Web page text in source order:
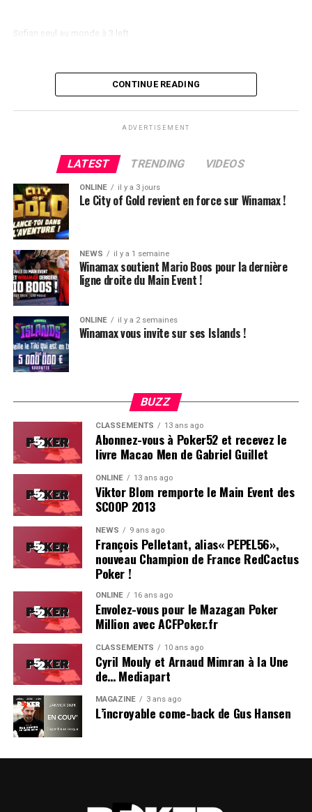
Sofian seul au monde à 3 left
CONTINUE READING
ADVERTISEMENT
LATEST TRENDING VIDEOS
ONLINE il y a 3 jours
Le City of Gold revient en force sur Winamax !
NEWS il y a 1 semaine
Winamax soutient Mario Boos pour la dernière
ligne droite du Main Event !
ONLINE il y a 2 semaines
Winamax vous invite sur ses Islands !
BUZZ
CLASSEMENTS 13 ans ago
Abonnez-vous à Poker52 et recevez le
livre Macao Men de Gabriel Guillet
ONLINE 13 ans ago
Viktor Blom remporte le Main Event des
SCOOP 2013
NEWS 9 ans ago
François Pelletant, alias« PEPEL56»,
nouveau Champion de France RedCactus
Poker !
ONLINE 16 ans ago
Envolez-vous pour le Mazagan Poker
Million avec ACFPoker.fr
CLASSEMENTS 10 ans ago
Cyril Mouly et Arnaud Mimran à la Une
de… Mediapart
MAGAZINE 3 ans ago
L’incroyable come-back de Gus Hansen